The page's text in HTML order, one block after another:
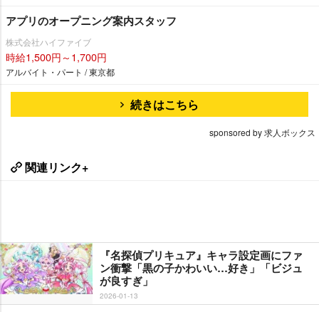
アプリのオープニング案内スタッフ
株式会社ハイファイブ
時給1,500円～1,700円
アルバイト・パート / 東京都
続きはこちら
sponsored by 求人ボックス
関連リンク+
『名探偵プリキュア』キャラ設定画にファ
ン衝撃「黒の子かわいい…好き」「ビジュ
が良すぎ」
2026-01-13